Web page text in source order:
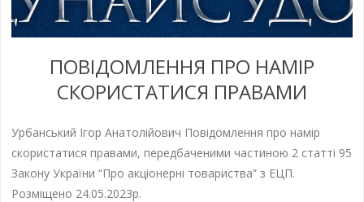
ПОВІДОМЛЕННЯ ПРО НАМІР
СКОРИСТАТИСЯ ПРАВАМИ
Урбанський Ігор Анатолійович Повідомлення про намір
скористатися правами, передбаченими частиною 2 статті 95
Закону України “Про акціонерні товариства” з ЕЦП.
Розміщено 24.05.2023р.